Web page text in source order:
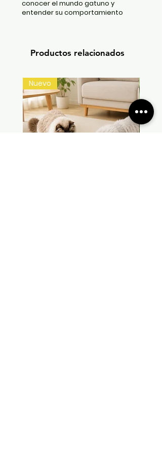
conocer el mundo gatuno y
entender su comportamiento
Productos relacionados
Nuevo